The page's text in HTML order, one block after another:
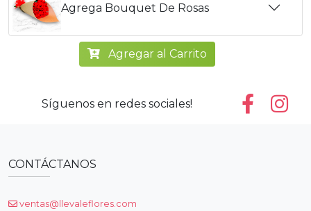
Agrega Bouquet De Rosas
Agregar al Carrito
Síguenos en redes sociales!
CONTÁCTANOS
ventas@llevaleflores.com